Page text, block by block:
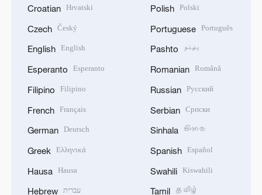
Croatian Hrvatski
Czech Český
English English
Esperanto Esperanto
Filipino Filipino
French Français
German Deutsch
Greek Ελληνικά
Hausa Hausa
Hebrew עברית
Polish Polski
Portuguese Português
Pashto پښتو
Romanian Română
Russian Русский
Serbian Српски
Sinhala සිංහල
Spanish Español
Swahili Kiswahili
Tamil தமிழ்